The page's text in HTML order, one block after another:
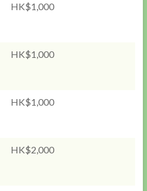
HK$1,000
HK$1,000
HK$1,000
HK$2,000